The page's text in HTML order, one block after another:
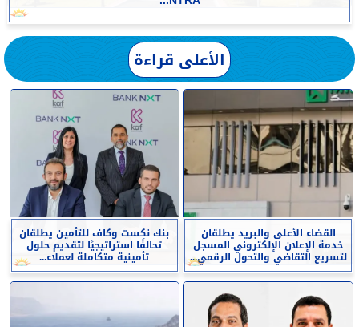
الأعلى قراءة
القضاء الأعلى والبريد يطلقان
خدمة الإعلان الإلكتروني المسجل
لتسريع التقاضي والتحول الرقمي...
بنك نكست وكاف للتأمين يطلقان
تحالفًا استراتيجيًا لتقديم حلول
تأمينية متكاملة لعملاء...